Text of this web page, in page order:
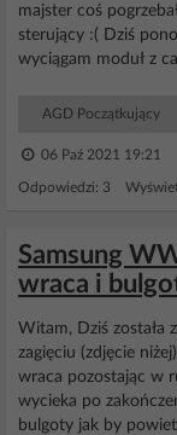
majster coś
sterujący :( Dziś
wyciągam moduł z
AGD Początkujący
06 Paź 2021 19:21
Odpowiedzi: 3
Samsung
wraca i
Witam, Dziś została
zagięciu (zdjęcie
wraca pozostając w
wycieka po
bulgoty jak by